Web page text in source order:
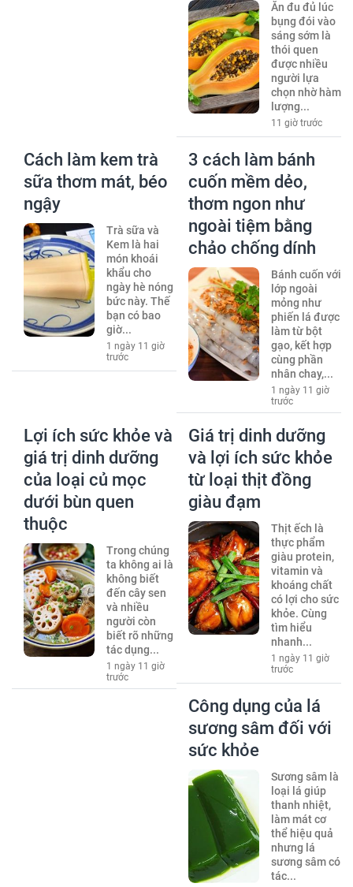
Ăn đu đủ lúc
bụng đói vào
sáng sớm là
thói quen
được nhiều
người lựa
chọn nhờ hàm
lượng...
11 giờ trước
Cách làm kem trà
sữa thơm mát, béo
ngậy
Trà sữa và
Kem là hai
món khoái
khẩu cho
ngày hè nóng
bức này. Thế
bạn có bao
giờ...
1 ngày 11 giờ
trước
3 cách làm bánh
cuốn mềm dẻo,
thơm ngon như
ngoài tiệm bằng
chảo chống dính
Bánh cuốn với
lớp ngoài
mỏng như
phiến lá được
làm từ bột
gạo, kết hợp
cùng phần
nhân chay,...
1 ngày 11 giờ
trước
Lợi ích sức khỏe và
giá trị dinh dưỡng
của loại củ mọc
dưới bùn quen
thuộc
Trong chúng
ta không ai là
không biết
đến cây sen
và nhiều
người còn
biết rõ những
tác dụng...
1 ngày 11 giờ
trước
Giá trị dinh dưỡng
và lợi ích sức khỏe
từ loại thịt đồng
giàu đạm
Thịt ếch là
thực phẩm
giàu protein,
vitamin và
khoáng chất
có lợi cho sức
khỏe. Cùng
tìm hiểu
nhanh...
1 ngày 11 giờ
trước
Công dụng của lá
sương sâm đối với
sức khỏe
Sương sâm là
loại lá giúp
thanh nhiệt,
làm mát cơ
thể hiệu quả
nhưng lá
sương sâm có
tác...